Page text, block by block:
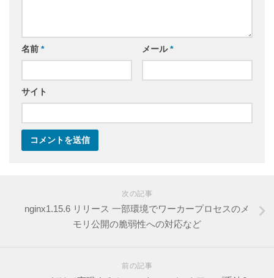
名前 * メール*
サイト
次の記事
nginx1.15.6 リリース 一部環境でワーカープロセスのメ
モリ公開の脆弱性への対応など
前の記事